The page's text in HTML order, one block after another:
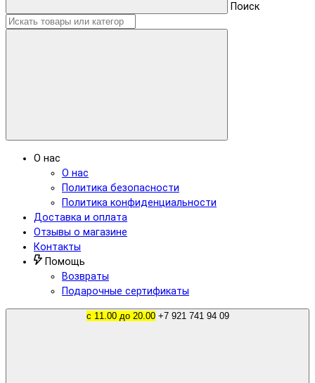
Поиск
О нас
О нас
Политика безопасности
Политика конфиденциальности
Доставка и оплата
Отзывы о магазине
Контакты
Помощь
Возвраты
Подарочные сертификаты
с 11.00 до 20.00 +7 921 741 94 09